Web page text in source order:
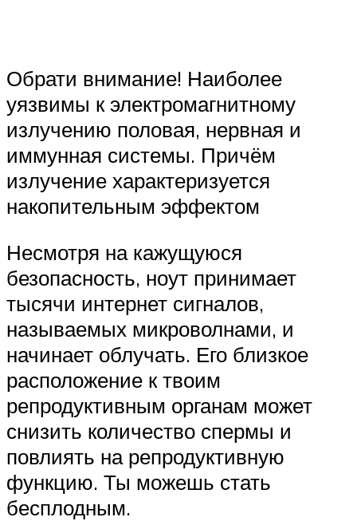
Обрати внимание! Наиболее
уязвимы к электромагнитному
излучению половая, нервная и
иммунная системы. Причём
излучение характеризуется
накопительным эффектом
Несмотря на кажущуюся
безопасность, ноут принимает
тысячи интернет сигналов,
называемых микроволнами, и
начинает облучать. Его близкое
расположение к твоим
репродуктивным органам может
снизить количество спермы и
повлиять на репродуктивную
функцию. Ты можешь стать
бесплодным.